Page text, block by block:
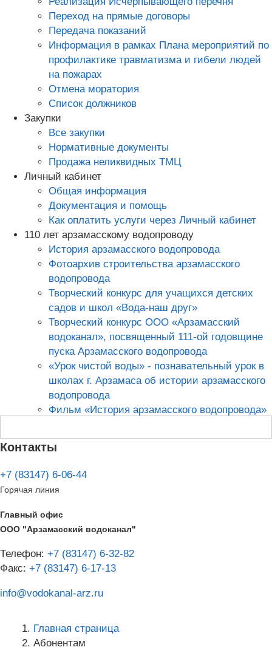
Переход на прямые договоры
Передача показаний
Информация в рамках Плана мероприятий по
профилактике травматизма и гибели людей
на пожарах
Отмена моратория
Список должников
Закупки
Все закупки
Нормативные документы
Продажа неликвидных ТМЦ
Личный кабинет
Общая информация
Документация и помощь
Как оплатить услуги через Личный кабинет
110 лет арзамасскому водопроводу
История арзамасского водопровода
Фотоархив строительства арзамасского
водопровода
Творческий конкурс для учащихся детских
садов и школ «Вода-наш друг»
Творческий конкурс ООО «Арзамасский
водоканал», посвященный 111-ой годовщине
пуска Арзамасского водопровода
«Урок чистой воды» - познавательный урок в
школах г. Арзамаса об истории арзамасского
водопровода
Фильм «История арзамасского водопровода»
Контакты
+7 (83147) 6-06-44
Горячая линия
Главный офис
ООО "Арзамасский водоканал"
Телефон: +7 (83147) 6-32-82
Факс: +7 (83147) 6-17-13
info@vodokanal-arz.ru
Главная страница
Абонентам